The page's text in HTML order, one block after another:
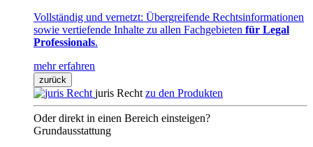
Vollständig und vernetzt: Übergreifende Rechtsinformationen
sowie vertiefende Inhalte zu allen Fachgebieten für Legal
Professionals.
mehr erfahren
zurück
juris Recht zu den Produkten
Oder direkt in einen Bereich einsteigen?
Grundausstattung